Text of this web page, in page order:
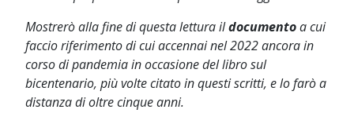
Mostrerò alla fine di questa lettura ildocumentoa cui
faccio riferimento di cui accennai nel 2022 ancora in
corso di pandemia in occasione del libro sul
bicentenario, più volte citato in questi scritti, e lo farò a
distanza di oltre cinque anni.